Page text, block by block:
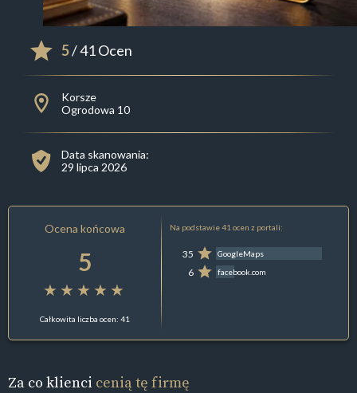
5/ 41 Ocen
Korsze
Ogrodowa 10
Data skanowania:
29 lipca 2026
Ocena końcowa
5
Całkowita liczba ocen: 41
Na podstawie 41 ocen z portali:
35 GoogleMaps
6 facebook.com
Za co klienci cenią tę firmę